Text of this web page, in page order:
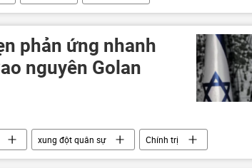
phản ứng nhanh
nguyên Golan
xung đột quân sự
Chính trị